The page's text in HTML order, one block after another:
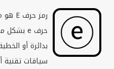
رمز حرفE هو
حرف e بشكل
بدائرة أو
سياقات تقنية